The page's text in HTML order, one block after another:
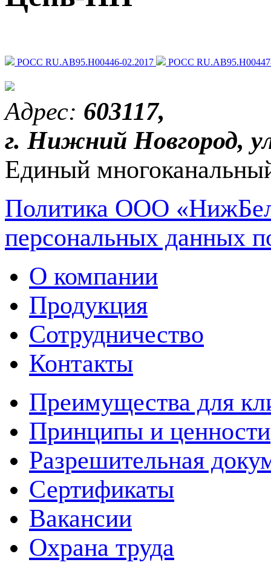
РОСС RU.АВ95.Н00446-02.2017 РОСС
Адрес: 603117,
г. Нижний Новгород,
Единый
Политика ООО
персональных данных
О компании
Продукция
Сотрудничество
Контакты
Преимущества для
Принципы и ценности
Разрешительная
Сертификаты
Вакансии
Охрана труда